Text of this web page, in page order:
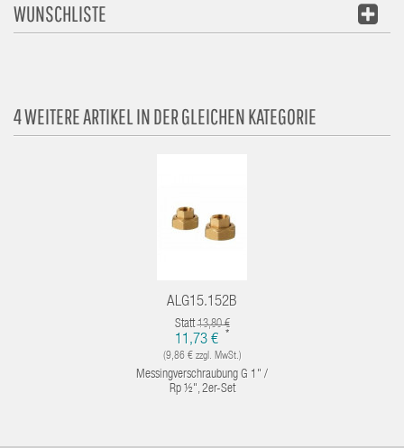
WUNSCHLISTE
4 WEITERE ARTIKEL IN DER GLEICHEN KATEGORIE
ALG15.152B
Statt13,80 €
11,73 € *
(9,86 € zzgl. MwSt.)
Messingverschraubung G 1" /
Rp ½", 2er-Set